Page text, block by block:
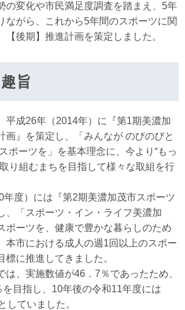
変化や市民満足度調査を踏まえ、5年
ながら、これから5年間のスポーツに関
【後期】推進計画を策定しました。
旨
成26年（2014年）に『第1期美濃加
画』を策定し、「みんなが のびのびと
ポーツを」を基本理念に、今より“もっ
り組むまちを目指して様々な取組を行
度）には『第2期美濃加茂市スポーツ
、「スポーツ・イン・ライフ美濃加
ポーツを、健康で豊かな暮らしのため
本市における成人の週1回以上のスポー
標に推進してきました。
、実施数値が46．7％であったため、
目指し、10年後の令和11年度には
していました。